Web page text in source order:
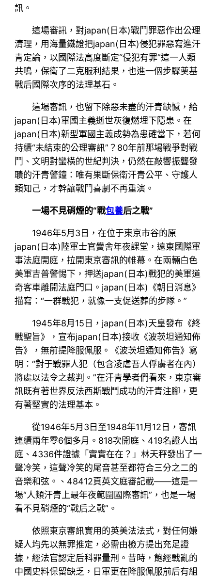
訊。
這場審訊，對japan(日本)戰鬥罪惡作出公理
清理，用海量鐵證把japan(日本)侵犯罪惡寫進汗
青定論，以國際法高度斷定“侵犯有罪”這一人類
共鳴，保衛了二克服利結果，也進一個步驟奠基
戰后國際次序的法理基石。
這場審訊，也留下除惡未盡的汗青缺憾，給
japan(日本)軍國主義逝世灰復燃埋下隱患。在
japan(日本)新型軍國主義成勢為患確當下，若何
持續“未結束的公理審訊”？80年前那場戰爭對戰
鬥、文明對蠻橫的世紀判決，仍然在敲響振聾發
聵的汗青警鐘：唯有果斷保衛汗青公平、守護人
類知己，才幹讓戰鬥喜劇不再重演。
一場不見硝煙的“戰包養后之戰”
1946年5月3日，在位于東京市谷的原
japan(日本)陸軍士官黌舍年夜課堂，遠東國際軍
事法庭開庭，拉開東京審訊的帷幕。在兩輛白色
美軍吉普警惕下，押送japan(日本)戰犯的美軍道
奇客車離開法庭門口。japan(日本)《朝日消息》
描寫：“一群戰犯，就像一支促送葬的步隊。”
1945年8月15日，japan(日本)天皇發布《終
戰聖旨》，宣布japan(日本)接收《波茨坦通知佈
告》，無前提降服佩服。《波茨坦通知佈告》寫
明：“對于戰罪人犯（包含凌虐吾人俘虜者在內）
將處以法令之裁判。”在汗青學者們看來，東京審
訊既有著世界反法西斯戰鬥成功的汗青注腳，更
有著堅實的法理基本。
從1946年5月3日至1948年11月12日，審訊
連續兩年零6個多月。818次開庭、419名證人出
庭、4336件證據「實實在在？」林天秤發出了一
聲冷笑，這聲冷笑的尾音甚至都符合三分之二的
音樂和弦。、48412頁英文庭審記載——這是一
場“人類汗青上最年夜範圍國際審訊”，也是一場
看不見硝煙的“戰后之戰”。
依照東京審訊實用的英美法法式，對任何嫌
疑人均先以無罪推定，必需由檢方提出充足證
據，經法官認定后科罪量刑。昔時，飽經戰亂的
中國史料保留缺乏，日軍更在降服佩服前后有組